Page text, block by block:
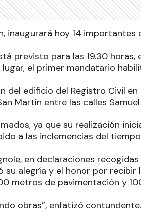
inaugurará hoy 14 importantes
previsto para las 19.30 horas,
el primer mandatario
del edificio del Registro Civil en
Martín entre las calles
ya que su realización
a las inclemencias del
en declaraciones
su alegría y el honor por recibir
metros de pavimentación y
obras”, enfatizó contundente.